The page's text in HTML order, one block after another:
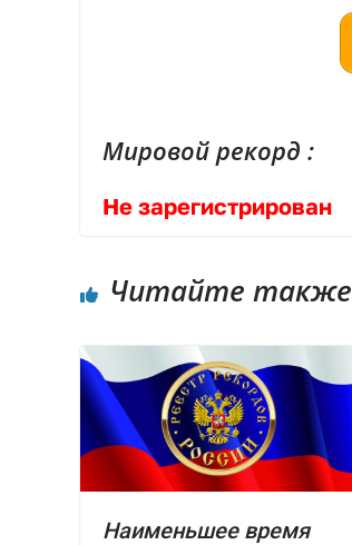
Мировой рекорд :
Не зарегистрирован
Читайте также
Наименьшее время